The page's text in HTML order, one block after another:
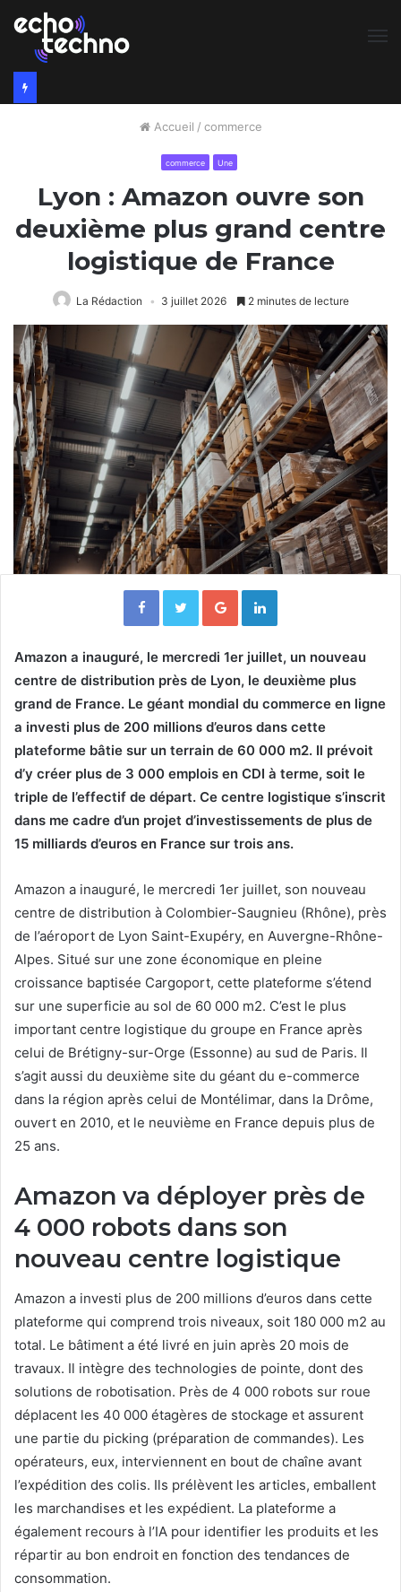
Accueil / commerce
commerce Une
Lyon : Amazon ouvre son
deuxième plus grand centre
logistique de France
La Rédaction 3 juillet 2026 2 minutes de lecture
FacebookTwitterGoogle+Linkedin
Amazon a inauguré, le mercredi 1er juillet, un nouveau
centre de distribution près de Lyon, le deuxième plus
grand de France. Le géant mondial du commerce en ligne
a investi plus de 200 millions d’euros dans cette
plateforme bâtie sur un terrain de 60 000 m2. Il prévoit
d’y créer plus de 3 000 emplois en CDI à terme, soit le
triple de l’effectif de départ. Ce centre logistique s’inscrit
dans me cadre d’un projet d’investissements de plus de
15 milliards d’euros en France sur trois ans.
Amazon a inauguré, le mercredi 1er juillet, son nouveau
centre de distribution à Colombier-Saugnieu (Rhône), près
de l’aéroport de Lyon Saint-Exupéry, en Auvergne-Rhône-
Alpes. Situé sur une zone économique en pleine
croissance baptisée Cargoport, cette plateforme s’étend
sur une superficie au sol de 60 000 m2. C’est le plus
important centre logistique du groupe en France après
celui de Brétigny-sur-Orge (Essonne) au sud de Paris. Il
s’agit aussi du deuxième site du géant du e-commerce
dans la région après celui de Montélimar, dans la Drôme,
ouvert en 2010, et le neuvième en France depuis plus de
25 ans.
Amazon va déployer près de
4 000 robots dans son
nouveau centre logistique
Amazon a investi plus de 200 millions d’euros dans cette
plateforme qui comprend trois niveaux, soit 180 000 m2 au
total. Le bâtiment a été livré en juin après 20 mois de
travaux. Il intègre des technologies de pointe, dont des
solutions de robotisation. Près de 4 000 robots sur roue
déplacent les 40 000 étagères de stockage et assurent
une partie du picking (préparation de commandes). Les
opérateurs, eux, interviennent en bout de chaîne avant
l’expédition des colis. Ils prélèvent les articles, emballent
les marchandises et les expédient. La plateforme a
également recours à l’IA pour identifier les produits et les
répartir au bon endroit en fonction des tendances de
consommation.